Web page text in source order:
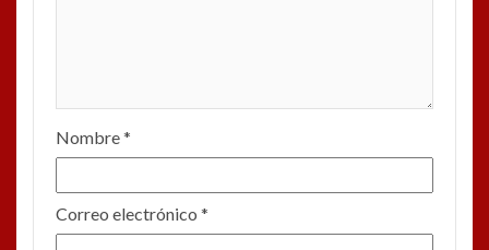
Nombre*
Correo electrónico *